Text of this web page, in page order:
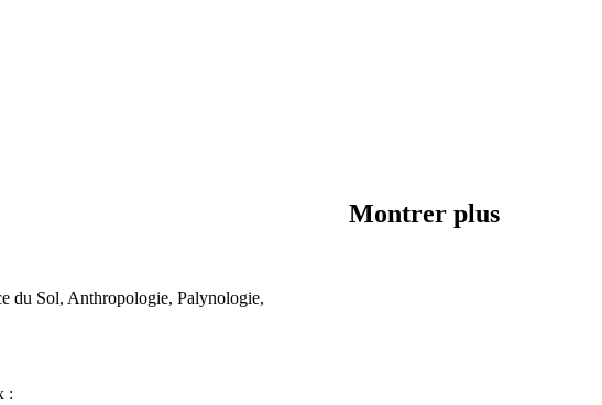
Montrer plus
du Sol, Anthropologie, Palynologie,
: